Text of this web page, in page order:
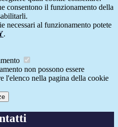
consentono il funzionamento della
necessari al funzionamento potete
.
non possono essere
l'elenco nella pagina della cookie